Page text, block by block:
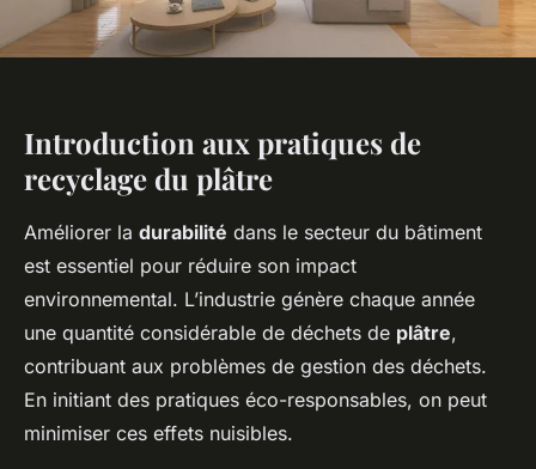
Introduction aux pratiques de
recyclage du plâtre
Améliorer la durabilité dans le secteur du bâtiment
est essentiel pour réduire son impact
environnemental. L’industrie génère chaque année
une quantité considérable de déchets de plâtre,
contribuant aux problèmes de gestion des déchets.
En initiant des pratiques éco-responsables, on peut
minimiser ces effets nuisibles.